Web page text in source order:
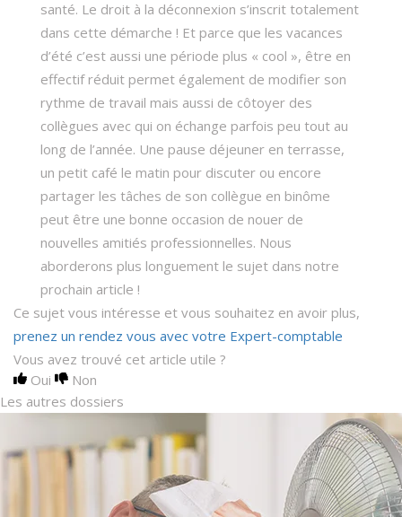
santé. Le droit à la déconnexion s’inscrit totalement
dans cette démarche ! Et parce que les vacances
d’été c’est aussi une période plus « cool », être en
effectif réduit permet également de modifier son
rythme de travail mais aussi de côtoyer des
collègues avec qui on échange parfois peu tout au
long de l’année. Une pause déjeuner en terrasse,
un petit café le matin pour discuter ou encore
partager les tâches de son collègue en binôme
peut être une bonne occasion de nouer de
nouvelles amitiés professionnelles. Nous
aborderons plus longuement le sujet dans notre
prochain article !
Ce sujet vous intéresse et vous souhaitez en avoir plus,
prenez un rendez vous avec votre Expert-comptable
Vous avez trouvé cet article utile ?
Oui
Non
Les autres dossiers